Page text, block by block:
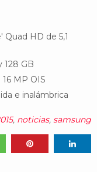
HD de 5,1
GB
MP OIS
e inalámbrica
, noticias, samsung